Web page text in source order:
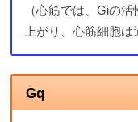
（心筋では、Giの
上がり、心筋細胞は
Gq